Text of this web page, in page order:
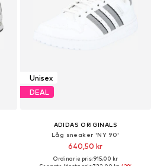
Unisex
DEAL
ADIDAS ORIGINALS
Låg sneaker 'NY 90'
640,50 kr
Ordinarie pris: 915,00 kr